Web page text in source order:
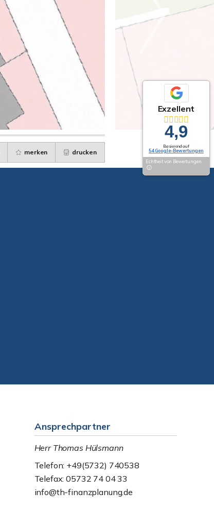
merken drucken
Ansprechpartner
Herr Thomas Hülsmann
Telefon: +49(5732) 740538
Telefax: 05732 74 04 33
info@th-finanzplanung.de
Exzellent
4,9
Basierend auf
54 Google-Bewertungen
Echtheit von Bewertungen